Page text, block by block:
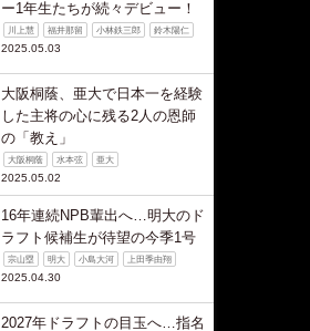
ー1年生たちが続々デビュー！
川上慧 福井那留 小林鉄三郎 鈴木陽仁
2025.05.03
大阪桐蔭、亜大で日本一を経験
した主将の心に残る2人の恩師
の「教え」
大阪桐蔭 水本弦 亜大
2025.05.02
16年連続NPB輩出へ…明大のド
ラフト候補生が待望の今季1号
宗山塁 明大 小島大河 上田季由翔
2025.04.30
2027年ドラフトの目玉へ…指名